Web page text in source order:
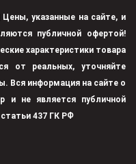
указанные на сайте, и
публичной офертой!
характеристики товара
от реальных, уточняйте
Вся информация на сайте о
и не является публичной
437 ГК РФ